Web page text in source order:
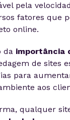
pela
fatores que
online.
da importância
de sites
para
aos
qualquer